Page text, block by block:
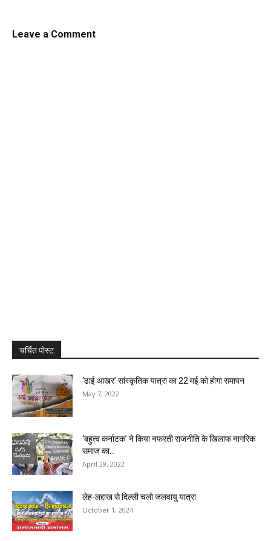
Leave a Comment
चर्चित पोस्ट
‘ढाई आखर’ सांस्कृतिक यात्रा का 22 मई को होगा समापन
May 7, 2022
‘बहुत्व कर्नाटक’ ने किया नफरती राजनीति के खिलाफ नागरिक
समाज का...
April 29, 2022
लेह-लद्दाख से दिल्ली चलो जलवायु यात्रा
October 1, 2024